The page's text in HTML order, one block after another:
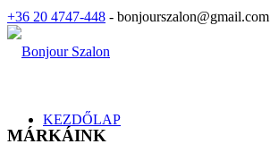
+36 20 4747-448 - bonjourszalon@gmail.com
KEZDŐLAP
MÁRKÁINK